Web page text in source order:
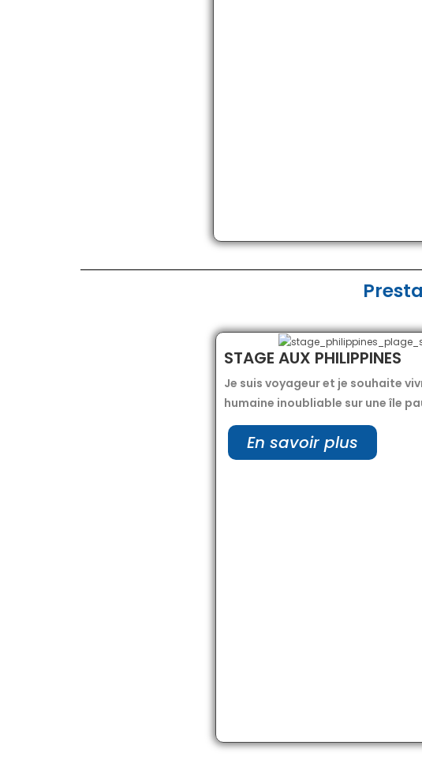
STAGE AUX PHILIPPINES
Je suis voyageur et je souhaite
humaine inoubliable sur une île
En savoir plus